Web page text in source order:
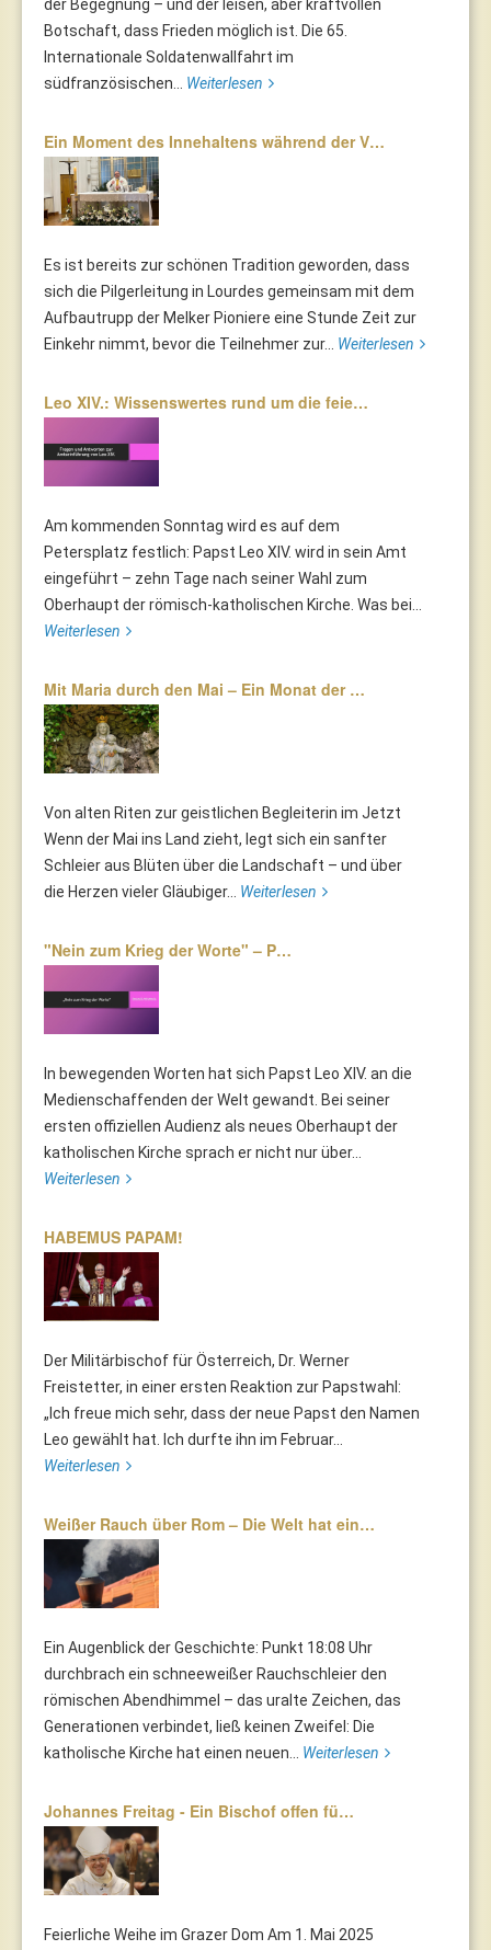
der Begegnung – und der leisen, aber kraftvollen
Botschaft, dass Frieden möglich ist. Die 65.
Internationale Soldatenwallfahrt im
südfranzösischen... Weiterlesen
Ein Moment des Innehaltens während der V…
Es ist bereits zur schönen Tradition geworden, dass
sich die Pilgerleitung in Lourdes gemeinsam mit dem
Aufbautrupp der Melker Pioniere eine Stunde Zeit zur
Einkehr nimmt, bevor die Teilnehmer zur... Weiterlesen
Leo XIV.: Wissenswertes rund um die feie…
Am kommenden Sonntag wird es auf dem
Petersplatz festlich: Papst Leo XIV. wird in sein Amt
eingeführt – zehn Tage nach seiner Wahl zum
Oberhaupt der römisch-katholischen Kirche. Was bei...
Weiterlesen
Mit Maria durch den Mai – Ein Monat der …
Von alten Riten zur geistlichen Begleiterin im Jetzt
Wenn der Mai ins Land zieht, legt sich ein sanfter
Schleier aus Blüten über die Landschaft – und über
die Herzen vieler Gläubiger... Weiterlesen
"Nein zum Krieg der Worte" – P…
In bewegenden Worten hat sich Papst Leo XIV. an die
Medienschaffenden der Welt gewandt. Bei seiner
ersten offiziellen Audienz als neues Oberhaupt der
katholischen Kirche sprach er nicht nur über...
Weiterlesen
HABEMUS PAPAM!
Der Militärbischof für Österreich, Dr. Werner
Freistetter, in einer ersten Reaktion zur Papstwahl:
„Ich freue mich sehr, dass der neue Papst den Namen
Leo gewählt hat. Ich durfte ihn im Februar...
Weiterlesen
Weißer Rauch über Rom – Die Welt hat ein…
Ein Augenblick der Geschichte: Punkt 18:08 Uhr
durchbrach ein schneeweißer Rauchschleier den
römischen Abendhimmel – das uralte Zeichen, das
Generationen verbindet, ließ keinen Zweifel: Die
katholische Kirche hat einen neuen... Weiterlesen
Johannes Freitag - Ein Bischof offen fü…
Feierliche Weihe im Grazer Dom Am 1. Mai 2025